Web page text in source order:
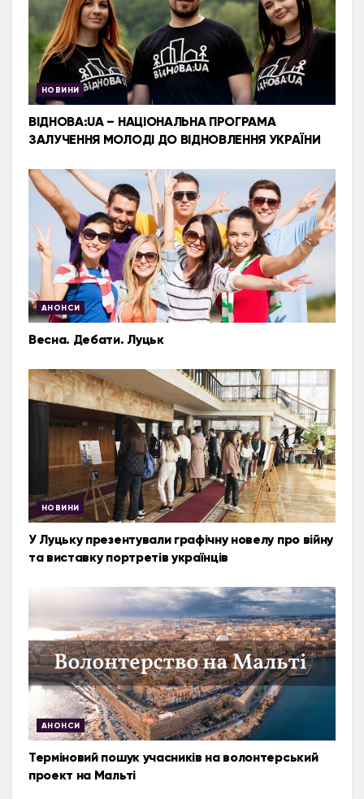
НОВИНИ
ВІДНОВА:UA – НАЦІОНАЛЬНА ПРОГРАМА
ЗАЛУЧЕННЯ МОЛОДІ ДО ВІДНОВЛЕННЯ УКРАЇНИ
АНОНСИ
Весна. Дебати. Луцьк
НОВИНИ
У Луцьку презентували графічну новелу про війну
та виставку портретів українців
АНОНСИ
Терміновий пошук учасників на волонтерський
проект на Мальті